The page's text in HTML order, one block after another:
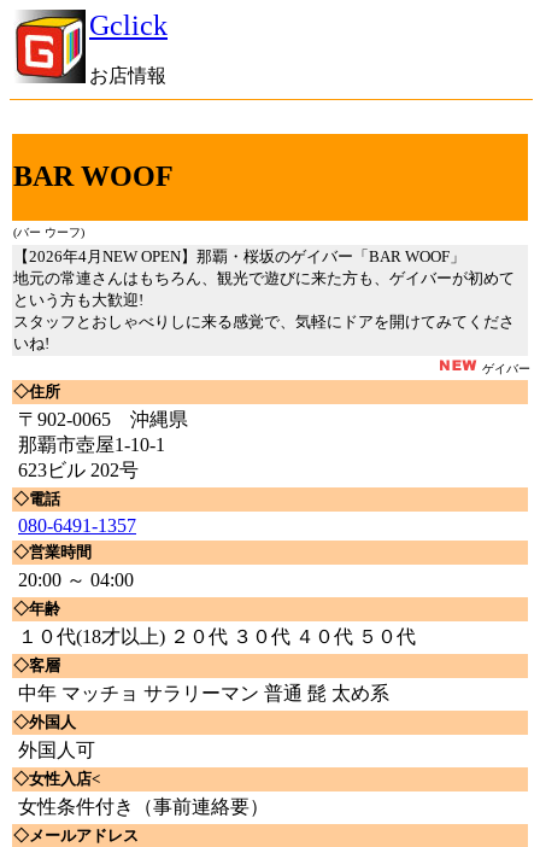
Gclick
お店情報
BAR WOOF
(バー ウーフ)
【2026年4月NEW OPEN】那覇・桜坂のゲイバー「BAR WOOF」
地元の常連さんはもちろん、観光で遊びに来た方も、ゲイバーが初めて
という方も大歓迎!
スタッフとおしゃべりしに来る感覚で、気軽にドアを開けてみてくださ
いね!
ゲイバー
◇住所
〒902-0065 沖縄県
那覇市壺屋1-10-1
623ビル 202号
◇電話
080-6491-1357
◇営業時間
20:00 ～ 04:00
◇年齢
１０代(18才以上) ２０代 ３０代 ４０代 ５０代
◇客層
中年 マッチョ サラリーマン 普通 髭 太め系
◇外国人
外国人可
◇女性入店<
女性条件付き（事前連絡要）
◇メールアドレス